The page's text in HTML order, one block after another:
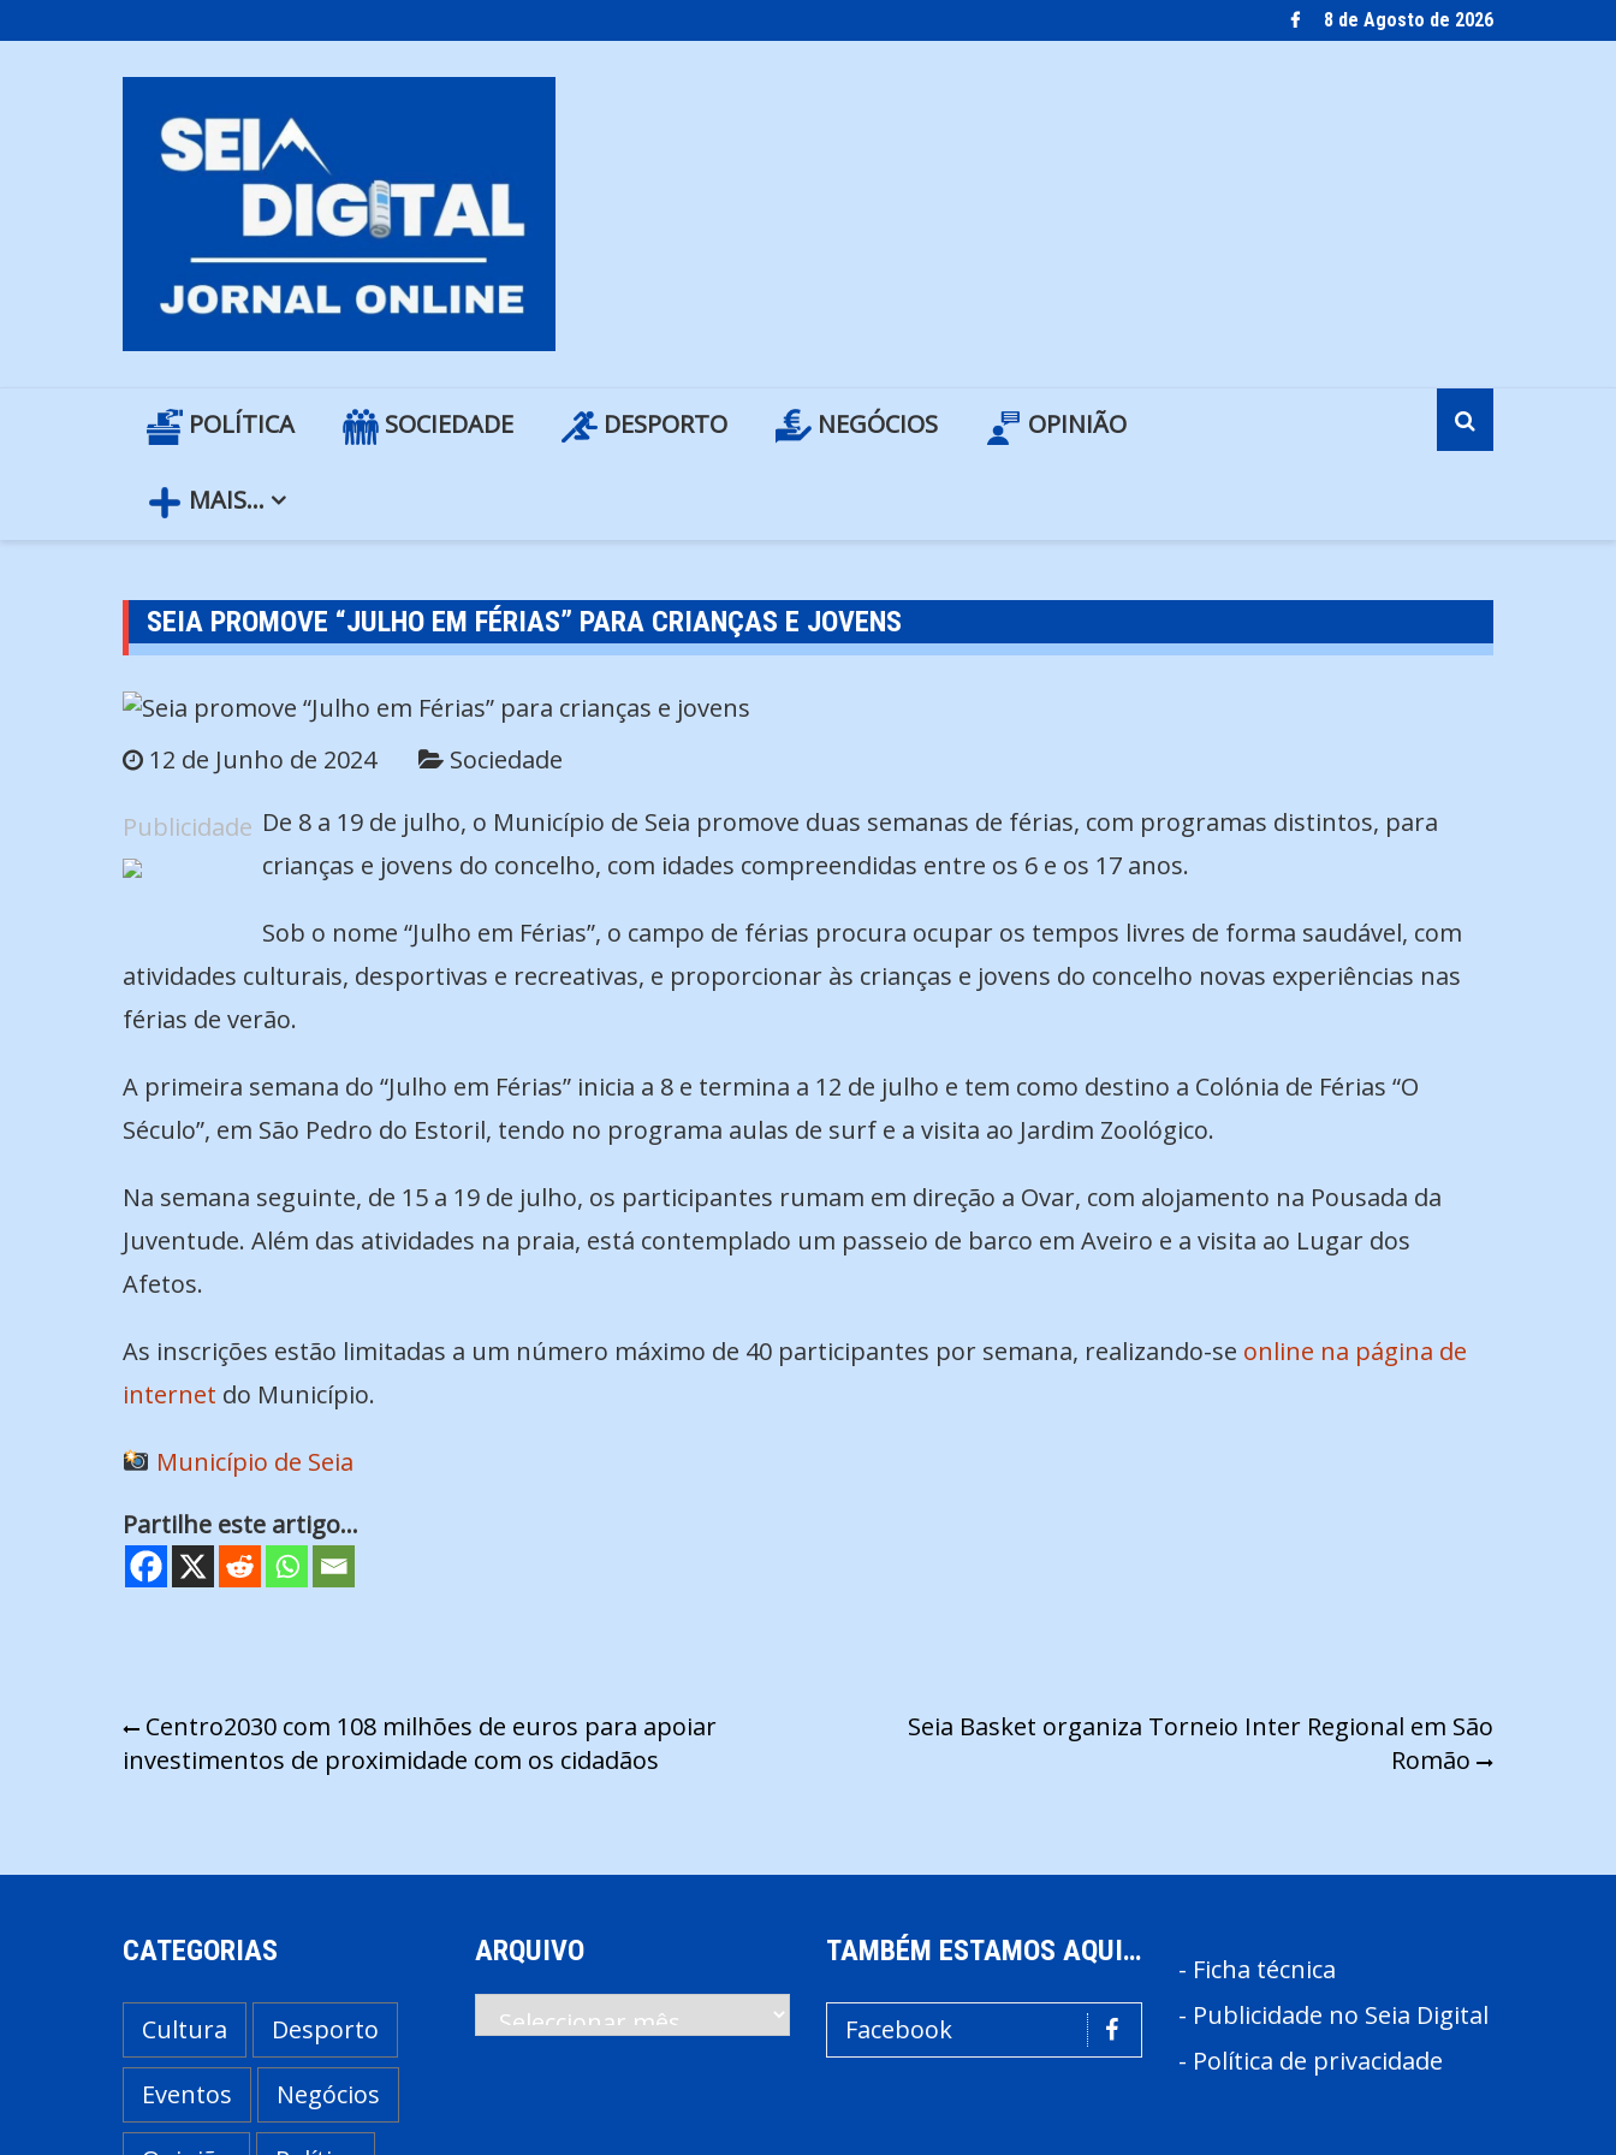
to
8 de Agosto de 2026
POLÍTICA SOCIEDADE DESPORTO NEGÓCIOS OPINIÃO
MAIS…
SEIA PROMOVE “JULHO EM FÉRIAS” PARA CRIANÇAS E JOVENS
12 de Junho de 2024 Sociedade
Publicidade De 8 a 19 de julho, o Município de Seia promove duas semanas de férias, com programas distintos, para
crianças e jovens do concelho, com idades compreendidas entre os 6 e os 17 anos.
Sob o nome “Julho em Férias”, o campo de férias procura ocupar os tempos livres de forma saudável, com
atividades culturais, desportivas e recreativas, e proporcionar às crianças e jovens do concelho novas experiências nas
férias de verão.
A primeira semana do “Julho em Férias” inicia a 8 e termina a 12 de julho e tem como destino a Colónia de Férias “O
Século”, em São Pedro do Estoril, tendo no programa aulas de surf e a visita ao Jardim Zoológico.
Na semana seguinte, de 15 a 19 de julho, os participantes rumam em direção a Ovar, com alojamento na Pousada da
Juventude. Além das atividades na praia, está contemplado um passeio de barco em Aveiro e a visita ao Lugar dos
Afetos.
As inscrições estão limitadas a um número máximo de 40 participantes por semana, realizando-se online na página de
internet do Município.
Município de Seia
Partilhe este artigo...
Navegação
de
Centro2030 com 108 milhões de euros para apoiar
investimentos de proximidade com os cidadãos
Seia Basket organiza Torneio Inter Regional em São
Romão
CATEGORIAS
Cultura
Desporto
Eventos
Negócios
ARQUIVO
Arquivo
TAMBÉM ESTAMOS AQUI…
Facebook
- Ficha técnica
- Publicidade no Seia Digital
- Política de privacidade